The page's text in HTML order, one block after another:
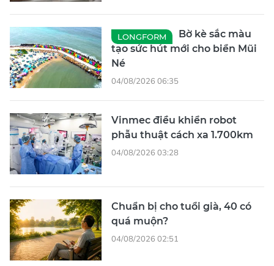
LONGFORM
Bờ kè sắc màu
tạo sức hút mới cho biển Mũi
Né
04/08/2026 06:35
Vinmec điều khiển robot
phẫu thuật cách xa 1.700km
04/08/2026 03:28
Chuẩn bị cho tuổi già, 40 có
quá muộn?
04/08/2026 02:51